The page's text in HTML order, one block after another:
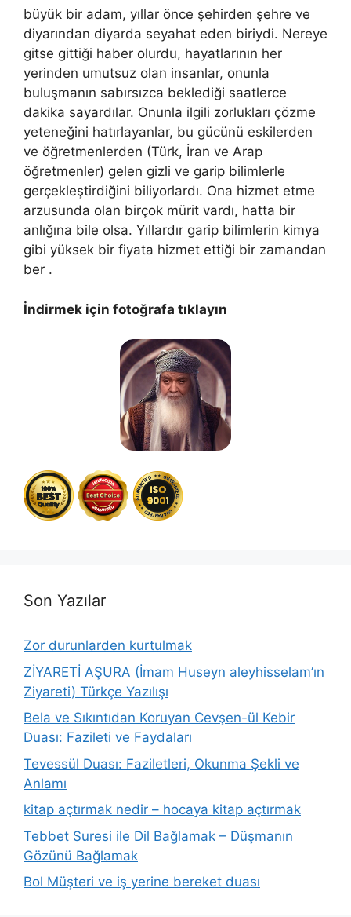
büyük bir adam, yıllar önce şehirden şehre ve
diyarından diyarda seyahat eden biriydi. Nereye
gitse gittiği haber olurdu, hayatlarının her
yerinden umutsuz olan insanlar, onunla
buluşmanın sabırsızca beklediği saatlerce
dakika sayardılar. Onunla ilgili zorlukları çözme
yeteneğini hatırlayanlar, bu gücünü eskilerden
ve öğretmenlerden (Türk, İran ve Arap
öğretmenler) gelen gizli ve garip bilimlerle
gerçekleştirdiğini biliyorlardı. Ona hizmet etme
arzusunda olan birçok mürit vardı, hatta bir
anlığına bile olsa. Yıllardır garip bilimlerin kimya
gibi yüksek bir fiyata hizmet ettiği bir zamandan
ber .
İndirmek için fotoğrafa tıklayın
Son Yazılar
Zor durunlarden kurtulmak
ZİYARETİ AŞURA (İmam Huseyn aleyhisselam’ın
Ziyareti) Türkçe Yazılışı
Bela ve Sıkıntıdan Koruyan Cevşen-ül Kebir
Duası: Fazileti ve Faydaları
Tevessül Duası: Faziletleri, Okunma Şekli ve
Anlamı
kitap açtırmak nedir – hocaya kitap açtırmak
Tebbet Suresi ile Dil Bağlamak – Düşmanın
Gözünü Bağlamak
Bol Müşteri ve iş yerine bereket duası